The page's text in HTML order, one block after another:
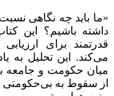
«ما باید چه نگاهی
داشته باشیم؟ این
قدرتمند برای
می‌کند. این تحلیل به
میان حکومت و جامعه
از سقوط به بی‌حکومتی